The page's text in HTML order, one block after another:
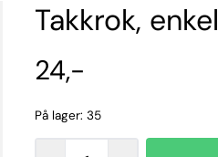
Takkrok, enkel
24,-
På lager: 35